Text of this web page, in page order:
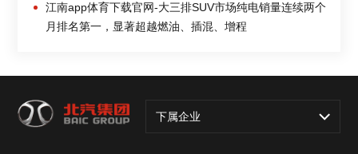
江南app体育下载官网-大三排SUV市场纯电销量连续两个
月排名第一，显著超越燃油、插混、增程
下属企业